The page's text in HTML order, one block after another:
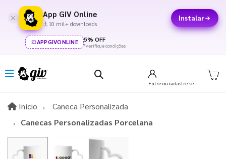
App GIV Online
10 mil+ downloads
Instalar
APPGIVONLINE 5% OFF
*verifique condições
Entre ou cadastre-se
Início InícioCaneca Personalizada
Canecas Personalizadas Porcelana